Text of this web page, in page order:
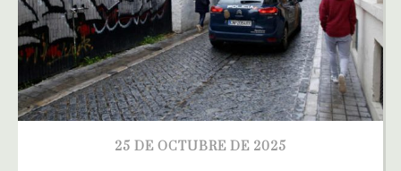
25 DE OCTUBRE DE 2025